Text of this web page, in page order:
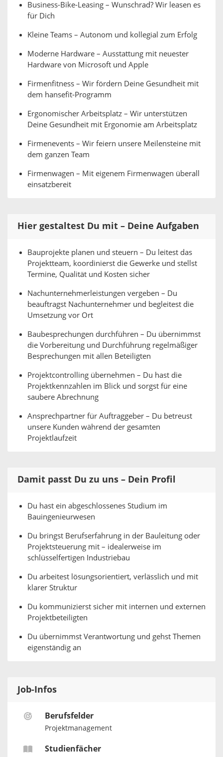
Business-Bike-Leasing – Wunschrad? Wir leasen es
für Dich
Kleine Teams – Autonom und kollegial zum Erfolg
Moderne Hardware – Ausstattung mit neuester
Hardware von Microsoft und Apple
Firmenfitness – Wir fördern Deine Gesundheit mit
dem hansefit-Programm
Ergonomischer Arbeitsplatz – Wir unterstützen
Deine Gesundheit mit Ergonomie am Arbeitsplatz
Firmenevents – Wir feiern unsere Meilensteine mit
dem ganzen Team
Firmenwagen – Mit eigenem Firmenwagen überall
einsatzbereit
Hier gestaltest Du mit – Deine Aufgaben
Bauprojekte planen und steuern – Du leitest das
Projektteam, koordinierst die Gewerke und stellst
Termine, Qualität und Kosten sicher
Nachunternehmerleistungen vergeben – Du
beauftragst Nachunternehmer und begleitest die
Umsetzung vor Ort
Baubesprechungen durchführen – Du übernimmst
die Vorbereitung und Durchführung regelmäßiger
Besprechungen mit allen Beteiligten
Projektcontrolling übernehmen – Du hast die
Projektkennzahlen im Blick und sorgst für eine
saubere Abrechnung
Ansprechpartner für Auftraggeber – Du betreust
unsere Kunden während der gesamten
Projektlaufzeit
Damit passt Du zu uns – Dein Profil
Du hast ein abgeschlossenes Studium im
Bauingenieurwesen
Du bringst Berufserfahrung in der Bauleitung oder
Projektsteuerung mit – idealerweise im
schlüsselfertigen Industriebau
Du arbeitest lösungsorientiert, verlässlich und mit
klarer Struktur
Du kommunizierst sicher mit internen und externen
Projektbeteiligten
Du übernimmst Verantwortung und gehst Themen
eigenständig an
Job-Infos
Berufsfelder
Projektmanagement
Studienfächer